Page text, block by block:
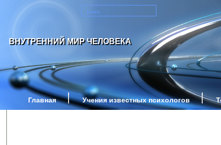
ВНУТРЕННИЙ МИР ЧЕЛОВЕКА
Главная Учения известных психологов